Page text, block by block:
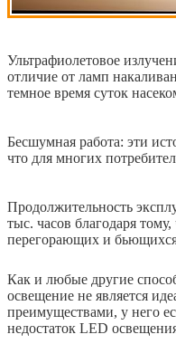
Ультрафиолетовое
отличие от ламп
темное время суток
Бесшумная работа: эти
что для многих
Продолжительность
тыс. часов благодаря
перегорающих и
Как и любые другие
освещение не является
преимуществами, у него
недостаток LED